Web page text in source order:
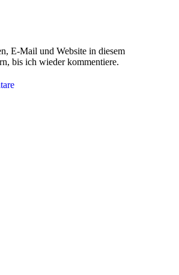
E-Mail und Website in diesem
bis ich wieder kommentiere.